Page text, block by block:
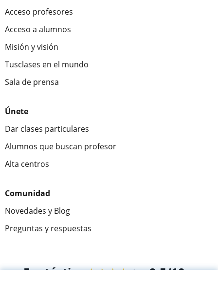
Acceso profesores
Acceso a alumnos
Misión y visión
Tusclases en el mundo
Sala de prensa
Únete
Dar clases particulares
Alumnos que buscan profesor
Alta centros
Comunidad
Novedades y Blog
Preguntas y respuestas
Fantástica★★★★★ 9,5/10